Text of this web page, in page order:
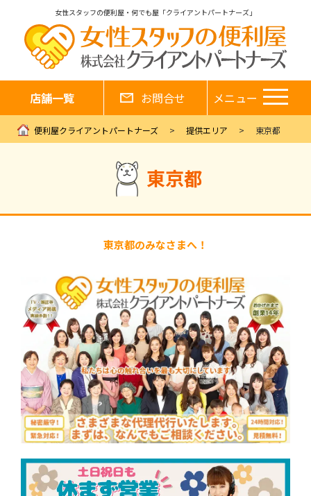
女性スタッフの便利屋・何でも屋「クライアントパートナーズ」
店舗一覧 お問合せ メニュー
便利屋クライアントパートナーズ 提供エリア 東京都
東京都
東京都のみなさまへ！